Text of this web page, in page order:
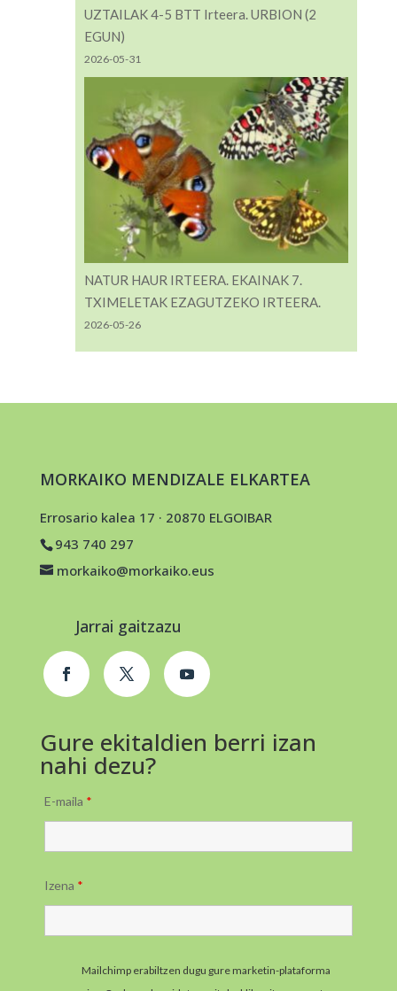
UZTAILAK 4-5 BTT Irteera. URBION (2
EGUN)
2026-05-31
NATUR HAUR IRTEERA. EKAINAK 7.
TXIMELETAK EZAGUTZEKO IRTEERA.
2026-05-26
MORKAIKO MENDIZALE ELKARTEA
Errosario kalea 17 · 20870 ELGOIBAR
943 740 297
morkaiko@morkaiko.eus
Jarrai gaitzazu
Gure ekitaldien berri izan
nahi dezu?
E-maila *
Izena *
Mailchimp erabiltzen dugu gure marketin-plataforma